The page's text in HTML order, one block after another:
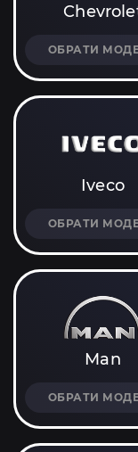
ОБРАТИ
Iveco
ОБРАТИ
Man
ОБРАТИ